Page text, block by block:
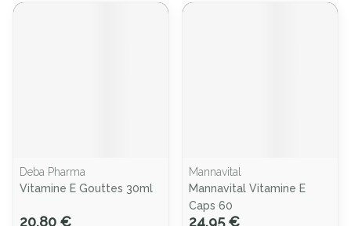
Deba Pharma
Vitamine E Gouttes 30ml
20,80 €
Mannavital
Mannavital Vitamine E
Caps 60
24,95 €